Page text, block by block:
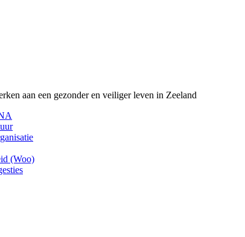
aan een gezonder en veiliger leven in Zeeland
(Woo)